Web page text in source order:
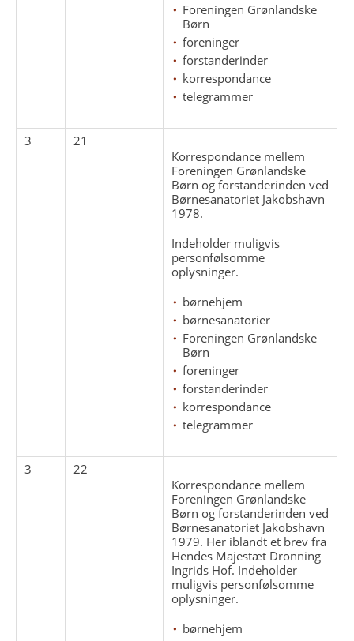
Foreningen Grønlandske
Børn
foreninger
forstanderinder
korrespondance
telegrammer
3
21
Korrespondance mellem
Foreningen Grønlandske
Børn og forstanderinden ved
Børnesanatoriet Jakobshavn
1978.
Indeholder muligvis
personfølsomme
oplysninger.
børnehjem
børnesanatorier
Foreningen Grønlandske
Børn
foreninger
forstanderinder
korrespondance
telegrammer
3
22
Korrespondance mellem
Foreningen Grønlandske
Børn og forstanderinden ved
Børnesanatoriet Jakobshavn
1979. Her iblandt et brev fra
Hendes Majestæt Dronning
Ingrids Hof. Indeholder
muligvis personfølsomme
oplysninger.
børnehjem